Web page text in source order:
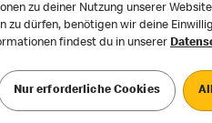
Privatsphäre
zu deiner Nutzung unserer
zu dürfen, benötigen wir deine
findest du in unserer
Nur erforderliche Cookies